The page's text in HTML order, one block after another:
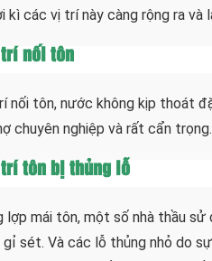
các vị trí này càng rộng ra và
trí nối tôn
nối tôn, nước không kịp thoát
chuyên nghiệp và rất cẩn
tôn bị thủng lỗ
lợp mái tôn, một số nhà thầu
sét. Và các lỗ thủng nhỏ do